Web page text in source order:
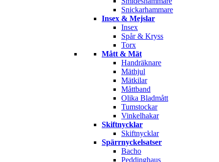
Snickarhammare
Insex & Mejslar
Insex
Spår & Kryss
Torx
Mått & Mät
Handräknare
Mäthjul
Mätkilar
Måttband
Olika Bladmått
Tumstockar
Vinkelhakar
Skiftnycklar
Skiftnycklar
Spärrnyckelsatser
Bacho
Peddinghaus